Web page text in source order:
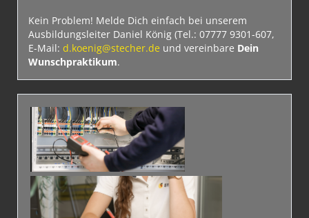
Kein Problem! Melde Dich einfach bei unserem
Ausbildungsleiter Daniel König (Tel.: 07777 9301-607,
E-Mail: d.koenig@stecher.de und vereinbare Dein
Wunschpraktikum.